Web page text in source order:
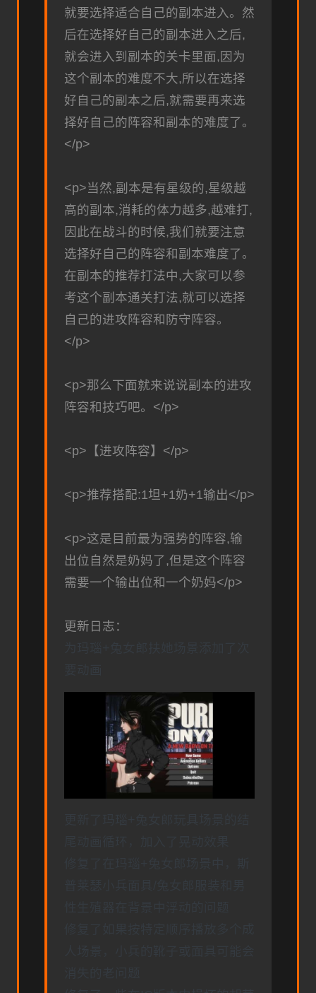
就要选择适合自己的副本进入。然
后在选择好自己的副本进入之后,
就会进入到副本的关卡里面,因为
这个副本的难度不大,所以在选择
好自己的副本之后,就需要再来选
择好自己的阵容和副本的难度了。
</p>
<p>当然,副本是有星级的,星级越
高的副本,消耗的体力越多,越难打,
因此在战斗的时候,我们就要注意
选择好自己的阵容和副本难度了。
在副本的推荐打法中,大家可以参
考这个副本通关打法,就可以选择
自己的进攻阵容和防守阵容。
</p>
<p>那么下面就来说说副本的进攻
阵容和技巧吧。</p>
<p>【进攻阵容】</p>
<p>推荐搭配:1坦+1奶+1输出</p>
<p>这是目前最为强势的阵容,输
出位自然是奶妈了,但是这个阵容
需要一个输出位和一个奶妈</p>
更新日志：